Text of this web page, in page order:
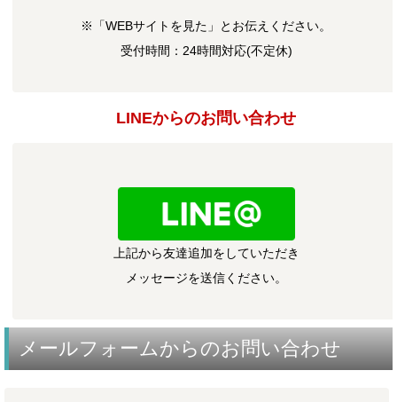
※「WEBサイトを見た」とお伝えください。
受付時間：24時間対応(不定休)
LINEからのお問い合わせ
上記から友達追加をしていただき
メッセージを送信ください。
メールフォームからのお問い合わせ